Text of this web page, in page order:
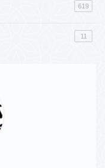
619
11